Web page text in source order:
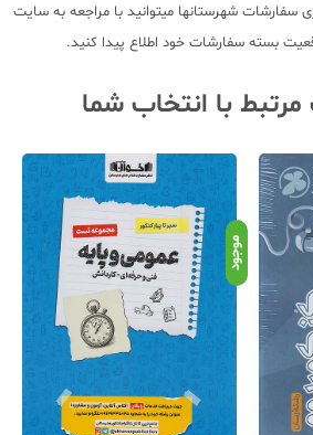
سفارشات شهرستانها میتوانید با مراجعه به سایت
بسته سفارشات خود اطلاع پیدا کنید.
با انتخاب شما
موجود